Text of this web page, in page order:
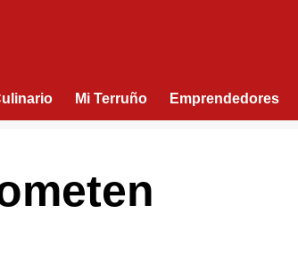
Mi Terruño Emprendedores